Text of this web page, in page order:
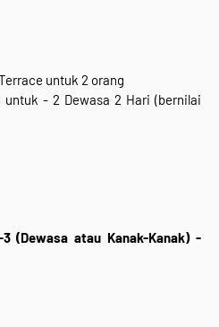
untuk 2 orang
- 2 Dewasa 2 Hari (bernilai
(Dewasa atau Kanak-Kanak) -